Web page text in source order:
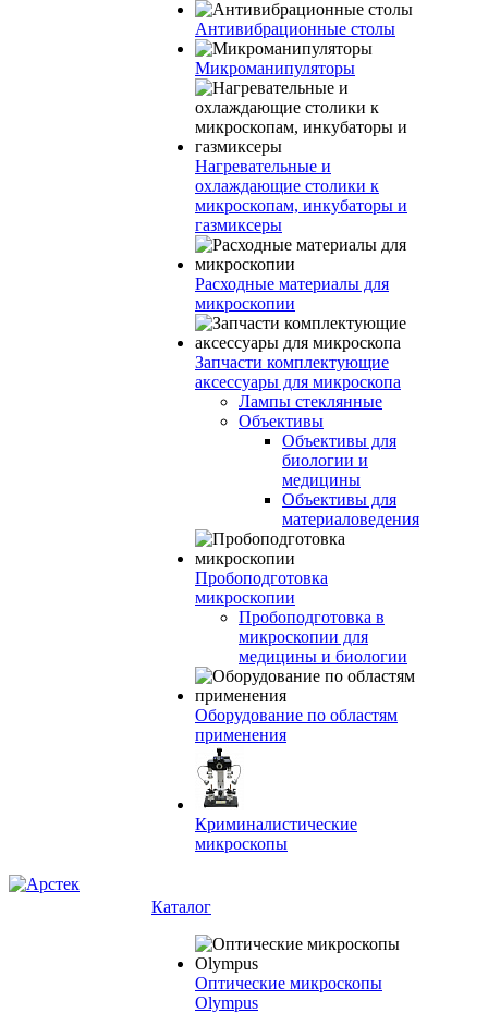
Антивибрационные столы
Микроманипуляторы
Нагревательные и
охлаждающие столики к
микроскопам, инкубаторы и
газмиксеры
Расходные материалы для
микроскопии
Запчасти комплектующие
аксессуары для микроскопа
Лампы стеклянные
Объективы
Объективы для
биологии и
медицины
Объективы для
материаловедения
Пробоподготовка
микроскопии
Пробоподготовка в
микроскопии для
медицины и биологии
Оборудование по областям
применения
Криминалистические
микроскопы
Каталог
Оптические микроскопы
Olympus